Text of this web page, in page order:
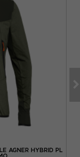
AGNER HYBRID PL